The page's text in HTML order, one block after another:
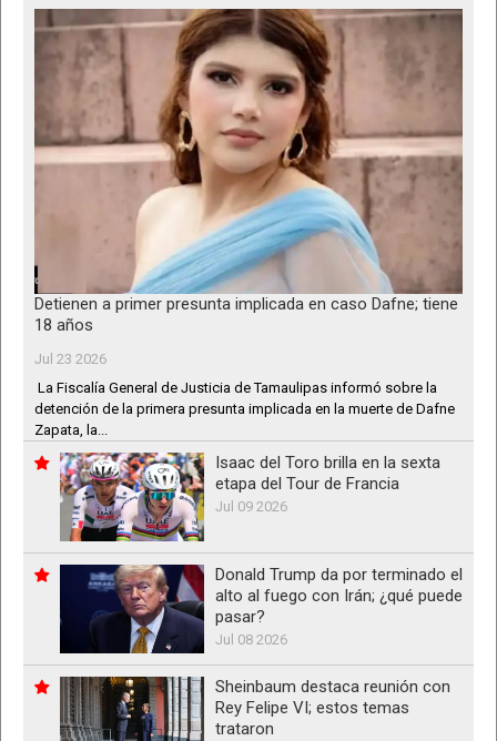
Detienen a primer presunta implicada en caso Dafne; tiene
18 años
Jul 23 2026
La Fiscalía General de Justicia de Tamaulipas informó sobre la
detención de la primera presunta implicada en la muerte de Dafne
Zapata, la...
Isaac del Toro brilla en la sexta
etapa del Tour de Francia
Jul 09 2026
Donald Trump da por terminado el
alto al fuego con Irán; ¿qué puede
pasar?
Jul 08 2026
Sheinbaum destaca reunión con
Rey Felipe VI; estos temas
trataron